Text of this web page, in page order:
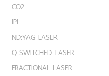
CO2
IPL
ND:YAG LASER
Q-SWITCHED LASER
FRACTIONAL LASER